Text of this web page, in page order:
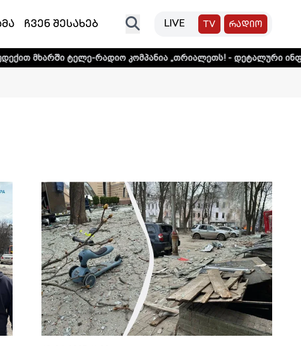
ჩვენ შესახებ LIVE TV რადიო
კომპანია „თრიალეთს! - დეტალური ინფორმაციისთვის